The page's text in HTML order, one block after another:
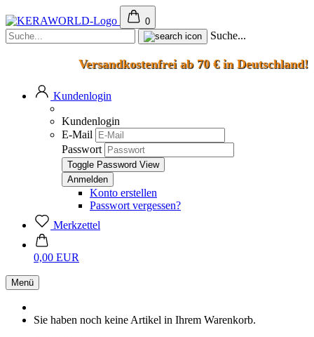
0
Suche...
Versandkostenfrei ab 70 € in Deutschland!
Kundenlogin
Kundenlogin
E-Mail
Passwort
Toggle Password View
Konto erstellen
Passwort vergessen?
Merkzettel
0,00 EUR
Menü
Sie haben noch keine Artikel in Ihrem Warenkorb.